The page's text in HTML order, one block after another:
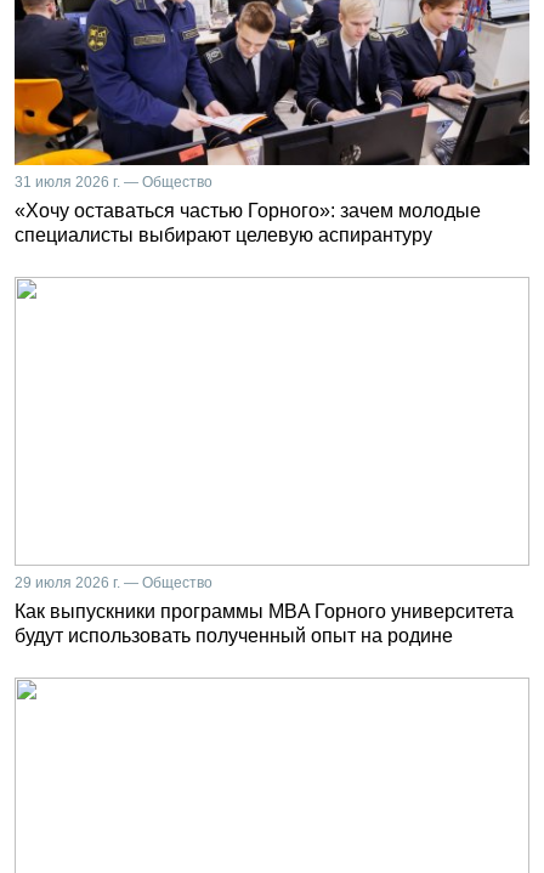
31 июля 2026 г. — Общество
«Хочу оставаться частью Горного»: зачем молодые
специалисты выбирают целевую аспирантуру
29 июля 2026 г. — Общество
Как выпускники программы MBA Горного университета
будут использовать полученный опыт на родине